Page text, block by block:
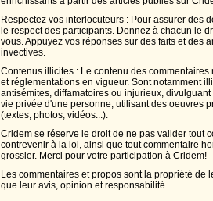
Respectez vos interlocuteurs : Pour assurer des
le respect des participants. Donnez à chacun le
vous. Appuyez vos réponses sur des faits et des
invectives.
Contenus illicites : Le contenu des
et réglementations en vigueur. Sont notamment
antisémites, diffamatoires ou injurieux,
vie privée d'une personne, utilisant des oeuvres
(textes, photos, vidéos...).
Cridem se réserve le droit de ne pas valider tout
contrevenir à la loi, ainsi que tout commentaire
grossier. Merci pour votre participation à Cridem!
Les commentaires et propos sont la propriété de
que leur avis, opinion et responsabilité.